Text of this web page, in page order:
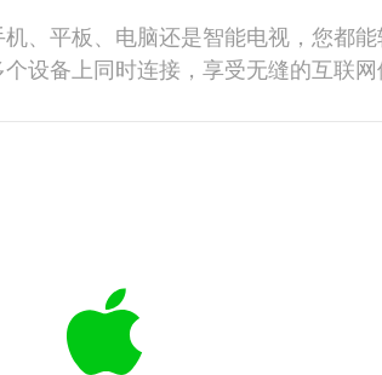
、平板、电脑还是智能电视，您都能
设备上同时连接，享受无缝的互联网